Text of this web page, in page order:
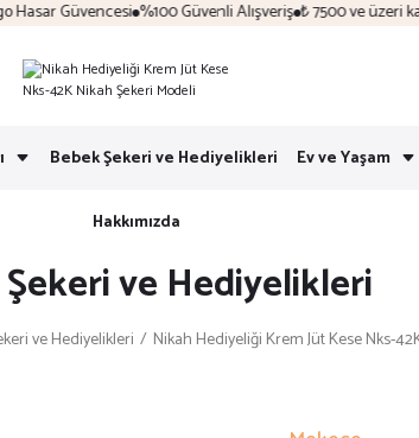
Güvencesi %100 Güvenli Alışveriş ₺ 7500 ve üzeri
Bebek Şekeri ve Hediyelikleri Ev ve Yaşam
Hakkımızda
ve Hediyelikleri
ve Hediyelikleri Nikah Hediyeliği Krem Jüt Kese Nks-